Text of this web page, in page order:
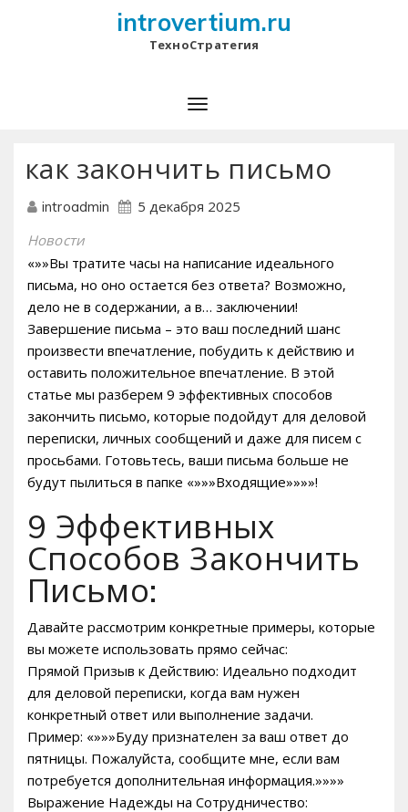
introvertium.ru
ТехноСтратегия
как закончить письмо
introadmin 5 декабря 2025
Новости
«»»Вы тратите часы на написание идеального
письма, но оно остается без ответа? Возможно,
дело не в содержании, а в… заключении!
Завершение письма – это ваш последний шанс
произвести впечатление, побудить к действию и
оставить положительное впечатление. В этой
статье мы разберем 9 эффективных способов
закончить письмо, которые подойдут для деловой
переписки, личных сообщений и даже для писем с
просьбами. Готовьтесь, ваши письма больше не
будут пылиться в папке «»»»Входящие»»»»!
9 Эффективных
Способов Закончить
Письмо:
Давайте рассмотрим конкретные примеры, которые
вы можете использовать прямо сейчас:
Прямой Призыв к Действию: Идеально подходит
для деловой переписки, когда вам нужен
конкретный ответ или выполнение задачи.
Пример: «»»»Буду признателен за ваш ответ до
пятницы. Пожалуйста, сообщите мне, если вам
потребуется дополнительная информация.»»»»
Выражение Надежды на Сотрудничество: